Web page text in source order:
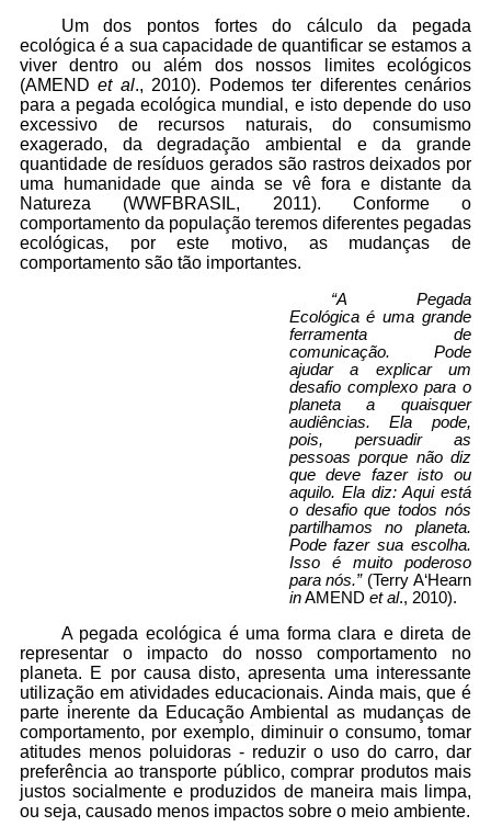
Um dos pontos fortes do cálculo da pegada
ecológica é a sua capacidade de quantificar se estamos a
viver dentro ou além dos nossos limites ecológicos
(AMENDet al., 2010). Podemos ter diferentes cenários
para a pegada ecológica mundial, e isto depende do uso
excessivo de recursos naturais, do consumismo
exagerado, da degradação ambiental e da grande
quantidade de resíduos gerados são rastros deixados por
uma humanidade que ainda se vê fora e distante da
Natureza (WWFBRASIL, 2011). Conforme o
comportamento da população teremos diferentes pegadas
ecológicas, por este motivo, as mudanças de
comportamento são tão importantes.
“A Pegada
Ecológica é uma grande
ferramenta de
comunicação. Pode
ajudar a explicar um
desafio complexo para o
planeta a quaisquer
audiências. Ela pode,
pois, persuadir as
pessoas porque não diz
que deve fazer isto ou
aquilo. Ela diz: Aqui está
o desafio que todos nós
partilhamos no planeta.
Pode fazer sua escolha.
Isso é muito poderoso
para nós.” (Terry A‘Hearn
inAMEND et al., 2010).
A pegada ecológica é uma forma clara e direta de
representar o impacto do nosso comportamento no
planeta. E por causa disto, apresenta uma interessante
utilização em atividades educacionais. Ainda mais, que é
parte inerente da Educação Ambiental as mudanças de
comportamento, por exemplo, diminuir o consumo, tomar
atitudes menos poluidoras - reduzir o uso do carro, dar
preferência ao transporte público, comprar produtos mais
justos socialmente e produzidos de maneira mais limpa,
ou seja, causado menos impactos sobre o meio ambiente.